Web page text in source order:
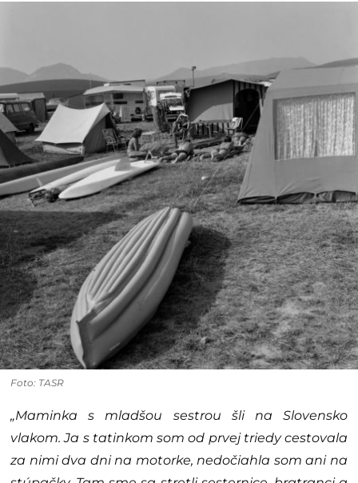
Foto: TASR
„Maminka s mladšou sestrou šli na Slovensko
vlakom. Ja s tatinkom som od prvej triedy cestovala
za nimi dva dni na motorke, nedočiahla som ani na